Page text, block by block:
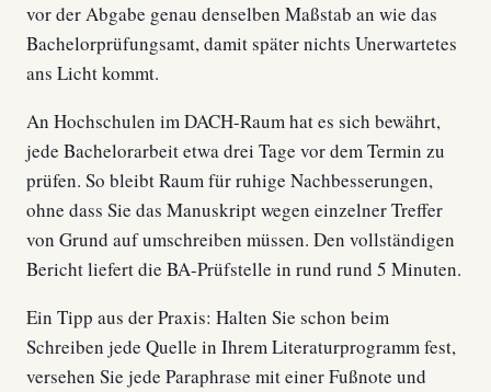
vor der Abgabe genau denselben Maßstab an wie das
Bachelorprüfungsamt, damit später nichts Unerwartetes
ans Licht kommt.
An Hochschulen im DACH-Raum hat es sich bewährt,
jede Bachelorarbeit etwa drei Tage vor dem Termin zu
prüfen. So bleibt Raum für ruhige Nachbesserungen,
ohne dass Sie das Manuskript wegen einzelner Treffer
von Grund auf umschreiben müssen. Den vollständigen
Bericht liefert die BA-Prüfstelle in rund rund 5 Minuten.
Ein Tipp aus der Praxis: Halten Sie schon beim
Schreiben jede Quelle in Ihrem Literaturprogramm fest,
versehen Sie jede Paraphrase mit einer Fußnote und